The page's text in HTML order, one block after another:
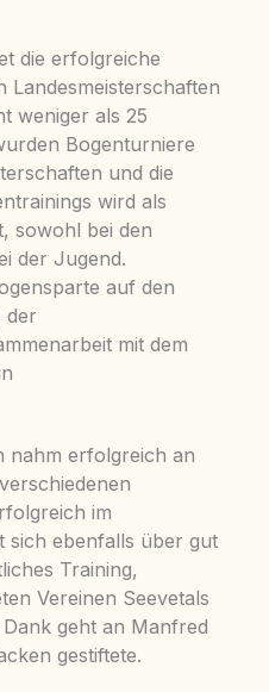
die erfolgreiche
Landesmeisterschaften
weniger als 25
Bogenturniere
und die
wird als
sowohl bei den
der Jugend.
auf den
der
mit dem
nahm erfolgreich an
im
sich ebenfalls über gut
Training,
Vereinen Seevetals
geht an Manfred
gestiftete.